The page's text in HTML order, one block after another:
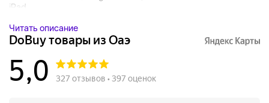
iPad...
Читать описание